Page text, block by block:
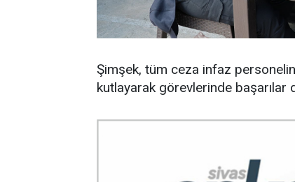
Şimşek, tüm ceza infaz
kutlayarak görevlerinde başarılar